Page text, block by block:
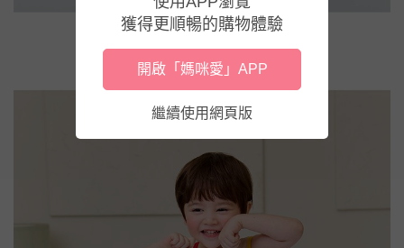
獲得更順暢的購物體驗
開啟「媽咪愛」APP
繼續使用網頁版